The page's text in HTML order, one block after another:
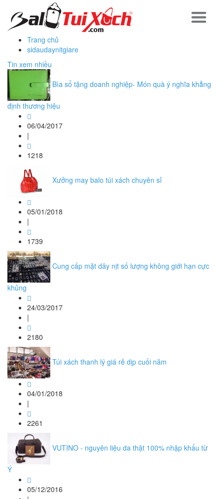
Trang chủ
sidaudaynitgiare
Tin xem nhiều
Bìa sổ tặng doanh nghiệp- Món quà ý nghĩa khẳng
định thương hiệu
06/04/2017
|
1218
Xưởng may balo túi xách chuyên sỉ
05/01/2018
|
1739
Cung cấp mặt dây nịt số lượng không giới hạn cực
khủng
24/03/2017
|
2180
Túi xách thanh lý giá rẻ dịp cuối năm
04/01/2018
|
2261
VUTINO - nguyên liệu da thật 100% nhập khẩu từ
Ý
05/12/2016